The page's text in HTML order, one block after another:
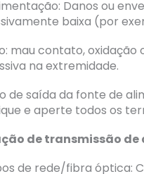
Danos ou
baixa (por
mau contato, oxidação
na extremidade.
de saída da fonte de
e aperte todos os
de transmissão
de rede/fibra óptica: